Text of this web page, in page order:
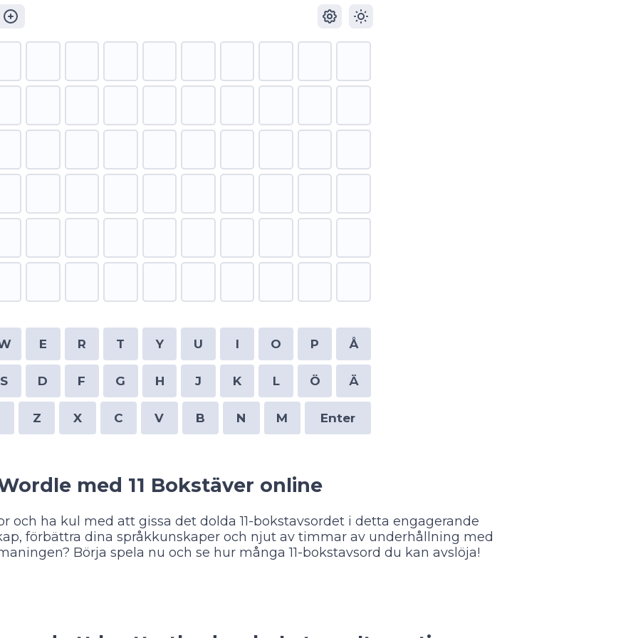
E R T Y U I O P Å
S D F G H J K L Ö Ä
Z X C V B N M Enter
med 11 Bokstäver online
och ha kul med att gissa det dolda 11-bokstavsordet i detta engagerande
förbättra dina språkkunskaper och njut av timmar av underhållning med
Börja spela nu och se hur många 11-bokstavsord du kan avslöja!